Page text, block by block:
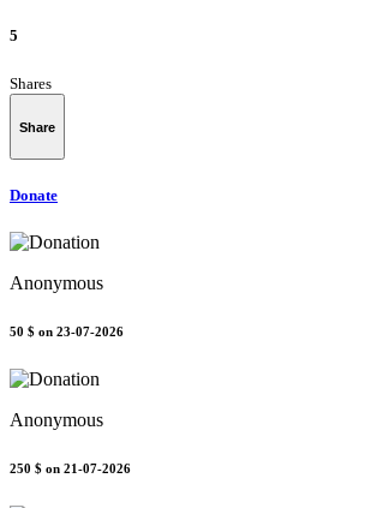
5
Shares
Share
Donate
Anonymous
50 $ on 23-07-2026
Anonymous
250 $ on 21-07-2026